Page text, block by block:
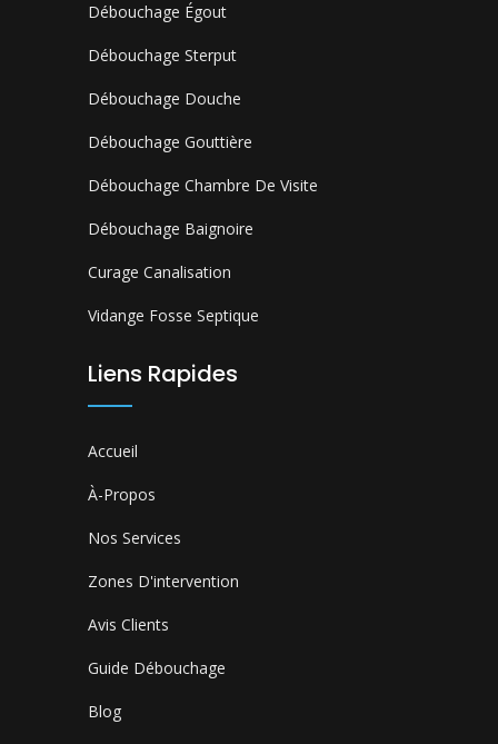
Débouchage Égout
Débouchage Sterput
Débouchage Douche
Débouchage Gouttière
Débouchage Chambre De Visite
Débouchage Baignoire
Curage Canalisation
Vidange Fosse Septique
Liens Rapides
Accueil
À-Propos
Nos Services
Zones D'intervention
Avis Clients
Guide Débouchage
Blog